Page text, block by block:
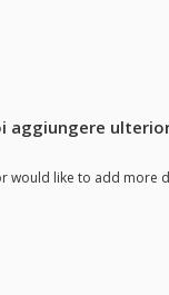
aggiungere
would like to add more